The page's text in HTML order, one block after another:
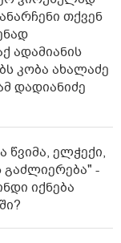
თქვენ
ადამიანის
კობა ახალაძე
დადიანიძე
ელჭექი,
გაძლიერება" -
იქნება